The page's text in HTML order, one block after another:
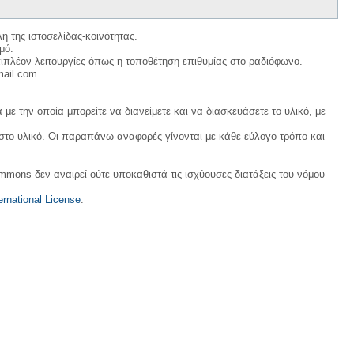
ιστοσελίδας-κοινότητας.
λειτουργίες όπως η τοποθέτηση επιθυμίας στο ραδιόφωνο.
οποία μπορείτε να διανείμετε και να διασκευάσετε το υλικό, με
υλικό. Οι παραπάνω αναφορές γίνονται με κάθε εύλογο τρόπο και
δεν αναιρεί ούτε υποκαθιστά τις ισχύουσες διατάξεις του νόμου
License.